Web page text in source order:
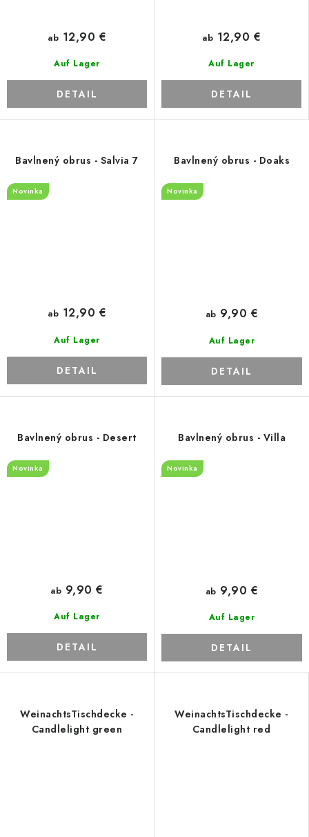
Auf Lager
ab 12,90 €
DETAIL
Auf Lager
ab 12,90 €
DETAIL
Bavlnený obrus - Salvia 7
Novinka
Auf Lager
ab 12,90 €
DETAIL
Bavlnený obrus - Doaks
Novinka
Auf Lager
ab 9,90 €
DETAIL
Bavlnený obrus - Desert
Novinka
Auf Lager
ab 9,90 €
DETAIL
Bavlnený obrus - Villa
Novinka
Auf Lager
ab 9,90 €
DETAIL
WeinachtsTischdecke -
Candlelight green
WeinachtsTischdecke -
Candlelight red